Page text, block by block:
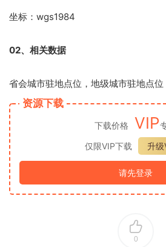
坐标：wgs1984
02、相关数据
省会城市驻地点位，地级城市驻地点位
资源下载
下载价格 VIP
仅限VIP下载
升级
请先登录
0